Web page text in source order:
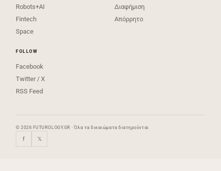
Robots+AI
Fintech
Space
Διαφήμιση
Απόρρητο
FOLLOW
Facebook
Twitter / X
RSS Feed
© 2026 FUTUROLOGY.GR · Όλα τα δικαιώματα διατηρούνται
f 𝕏